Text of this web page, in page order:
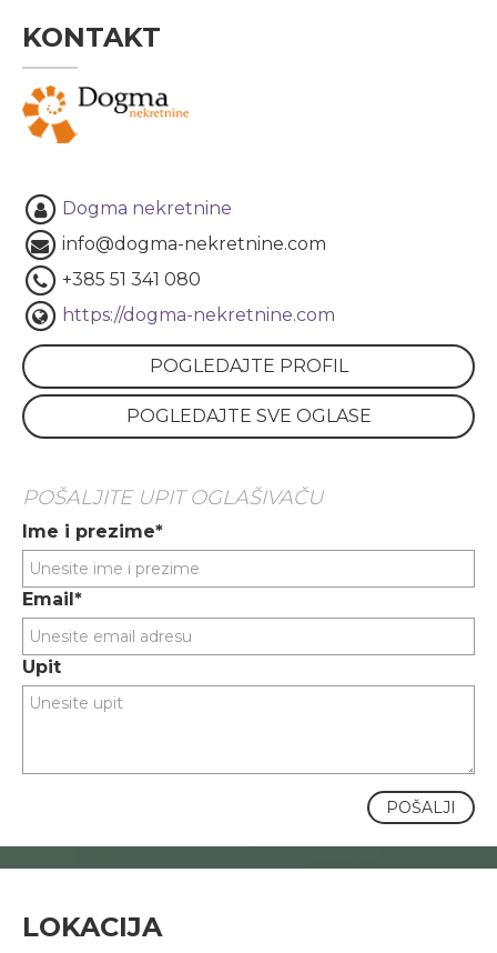
KONTAKT
Dogma nekretnine
info@dogma-nekretnine.com
+385 51 341 080
https://dogma-nekretnine.com
POGLEDAJTE PROFIL
POGLEDAJTE SVE OGLASE
POŠALJITE UPIT OGLAŠIVAČU
Ime i prezime*
Email*
Upit
POŠALJI
LOKACIJA